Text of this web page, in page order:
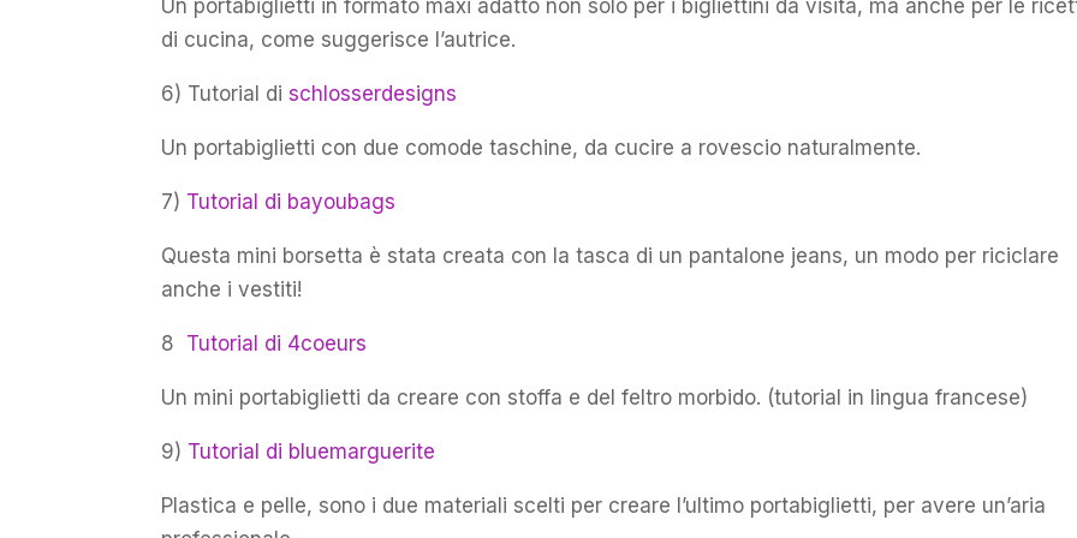
Un portabiglietti in formato maxi adatto non solo per i bigliettini da visita, ma anche per le
di cucina, come suggerisce l’autrice.
6) Tutorial dischlosserdesigns
Un portabiglietti con due comode taschine, da cucire a rovescio naturalmente.
7) Tutorial di bayoubags
Questa mini borsetta è stata creata con la tasca di un pantalone jeans, un modo per riciclare
anche i vestiti!
8 Tutorial di 4coeurs
Un mini portabiglietti da creare con stoffa e del feltro morbido. (tutorial in lingua francese)
9) Tutorial di bluemarguerite
Plastica e pelle, sono i due materiali scelti per creare l’ultimo portabiglietti, per avere un’aria